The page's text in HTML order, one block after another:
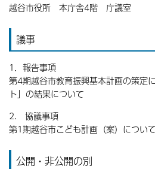
越谷市役所 本庁舎4階 庁議室
議事
1．報告事項
第4期越谷市教育振興基本計画の策定
ト」の結果について
2. 協議事項
第1期越谷市こども計画（案）について
公開・非公開の別